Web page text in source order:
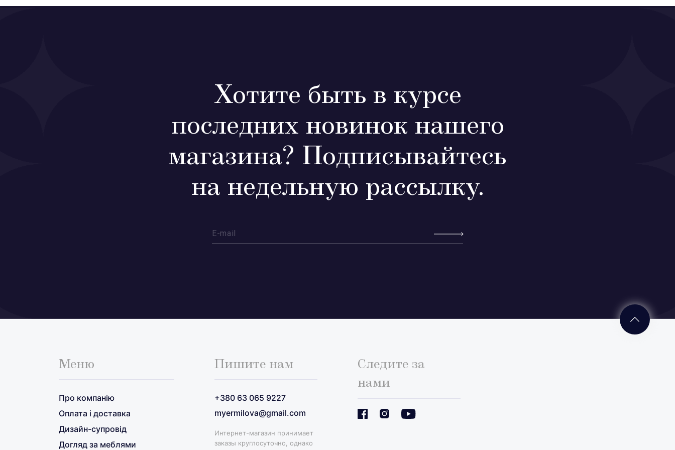
Хотите быть в курсе
последних новинок нашего
магазина? Подписывайтесь
на недельную рассылку.
Меню
Про компанію
Оплата і доставка
Дизайн-супровід
Догляд за меблями
Пишите нам
+380 63 065 9227
myermilova@gmail.com
Интернет-магазин принимает
заказы круглосуточно, однако
Следите за
нами